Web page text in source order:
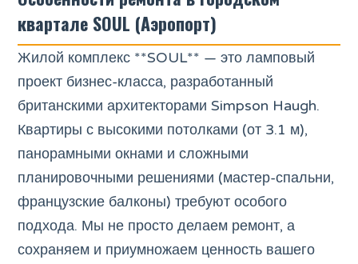
квартале SOUL (Аэропорт)
Жилой комплекс **SOUL** — это ламповый
проект бизнес-класса, разработанный
британскими архитекторами Simpson Haugh.
Квартиры с высокими потолками (от 3.1 м),
панорамными окнами и сложными
планировочными решениями (мастер-спальни,
французские балконы) требуют особого
подхода. Мы не просто делаем ремонт, а
сохраняем и приумножаем ценность вашего